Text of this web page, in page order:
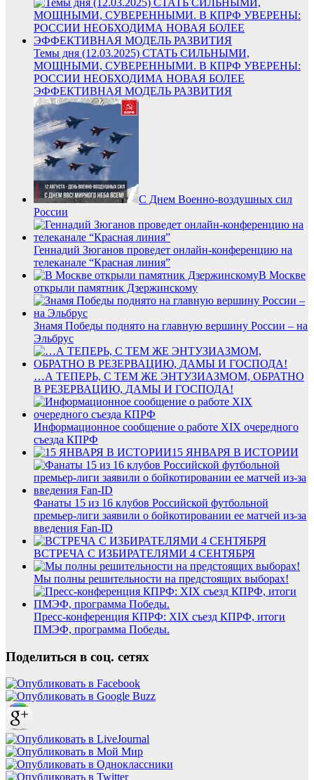
Темы дня (12.03.2025) СТАТЬ СИЛЬНЫМИ,
МОЩНЫМИ, СУВЕРЕННЫМИ. В КПРФ УВЕРЕНЫ:
РОССИИ НЕОБХОДИМА НОВАЯ БОЛЕЕ
ЭФФЕКТИВНАЯ МОДЕЛЬ РАЗВИТИЯ
С Днем Военно-воздушных сил
России
Геннадий Зюганов проведет онлайн-конференцию на
телеканале “Красная линия”
В Москве
открыли памятник Дзержинскому
Знамя Победы поднято на главную вершину России – на
Эльбрус
…А ТЕПЕРЬ, С ТЕМ ЖЕ ЭНТУЗИАЗМОМ, ОБРАТНО
В РЕЗЕРВАЦИЮ, ДАМЫ И ГОСПОДА!
Информационное сообщение о работе XIX очередного
съезда КПРФ
15 ЯНВАРЯ В ИСТОРИИ
Фанаты 15 из 16 клубов Российской футбольной
премьер-лиги заявили о бойкотировании ее матчей из-за
введения Fan-ID
ВСТРЕЧА С ИЗБИРАТЕЛЯМИ 4 СЕНТЯБРЯ
Мы полны решительности на предстоящих выборах!
Пресс-конференция КПРФ: XIX съезд КПРФ, итоги
ПМЭФ, программа Победы.
Поделиться в соц. сетях